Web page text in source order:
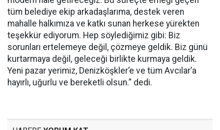
tüm belediye ekip arkadaşlarıma, destek veren
mahalle halkımıza ve katkı sunan herkese yürekten
teşekkür ediyorum. Hep söylediğimiz gibi: Biz
sorunları ertelemeye değil, çözmeye geldik. Biz günü
kurtarmaya değil, geleceği birlikte kurmaya geldik.
Yeni pazar yerimiz, Denizköşkler’e ve tüm Avcılar’a
hayırlı, uğurlu ve bereketli olsun.” dedi.